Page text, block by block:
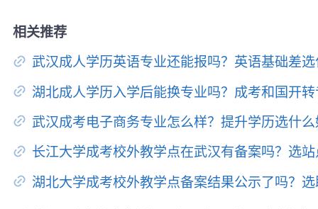
相关推荐
武汉成人学历英语专业还能报吗？英语基础差
湖北成人学历入学后能换专业吗？成考和国开
武汉成考电子商务专业怎么样？提升学历选什
长江大学成考校外教学点在武汉有备案吗？选
湖北大学成考校外教学点备案结果公示了吗？